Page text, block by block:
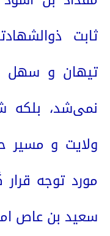
ثابت
تیهان و سهل
نمی‌شد، بلکه
ولایت و مسیر
مورد توجه قرار
سعید بن عاص